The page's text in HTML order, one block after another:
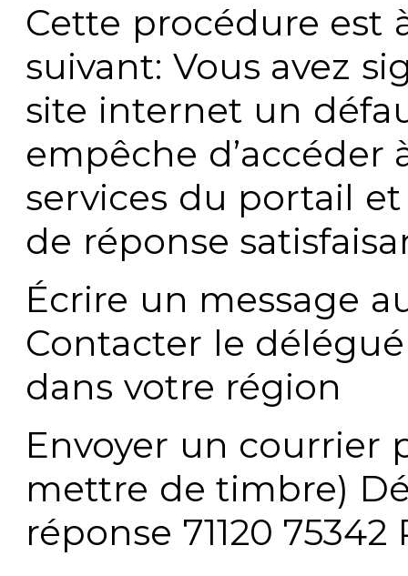
Cette procédure est
suivant: Vous avez
site internet un
empêche
services du portail
de réponse
Écrire un message
Contacter le
dans votre région
Envoyer un courrier
mettre de timbre)
réponse 71120 75342